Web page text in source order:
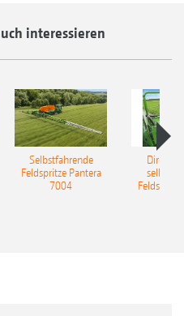
interessieren
Selbstfahrende
Feldspritze Pantera
7004